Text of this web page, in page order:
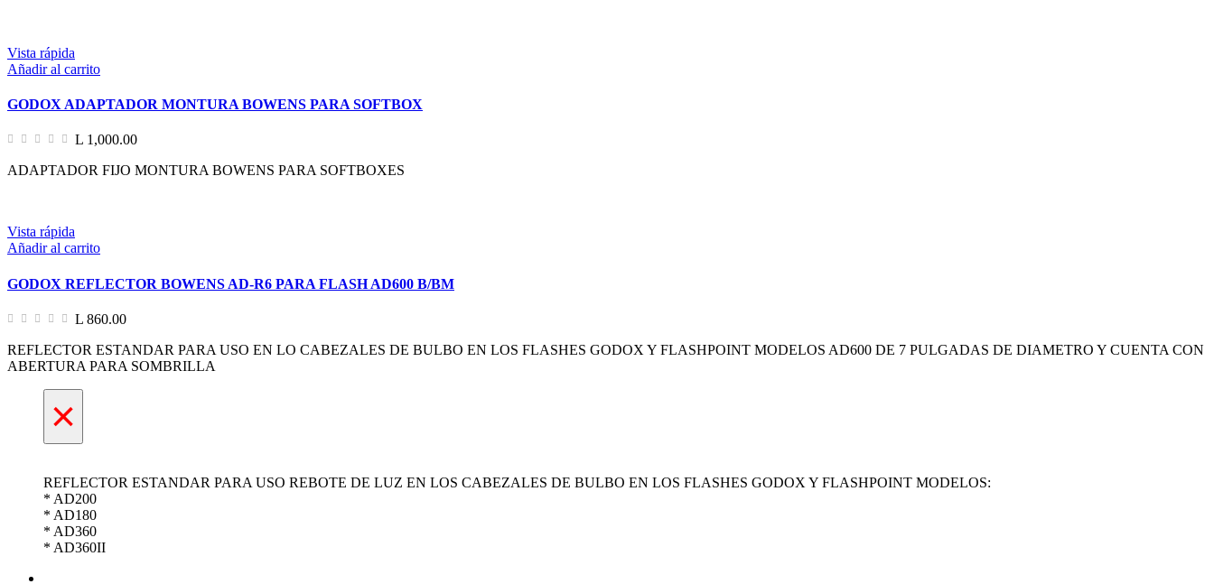
Vista rápida
Añadir al carrito
GODOX ADAPTADOR MONTURA BOWENS PARA SOFTBOX
L 1,000.00
ADAPTADOR FIJO MONTURA BOWENS PARA SOFTBOXES
Vista rápida
Añadir al carrito
GODOX REFLECTOR BOWENS AD-R6 PARA FLASH AD600 B/BM
L 860.00
REFLECTOR ESTANDAR PARA USO EN LO CABEZALES DE BULBO EN LOS FLASHES GODOX Y FLASHPOINT MODELOS AD600 DE 7 PULGADAS DE DIAMETRO Y CUENTA CON
ABERTURA PARA SOMBRILLA
×
REFLECTOR ESTANDAR PARA USO REBOTE DE LUZ EN LOS CABEZALES DE BULBO EN LOS FLASHES GODOX Y FLASHPOINT MODELOS:
* AD200
* AD180
* AD360
* AD360II